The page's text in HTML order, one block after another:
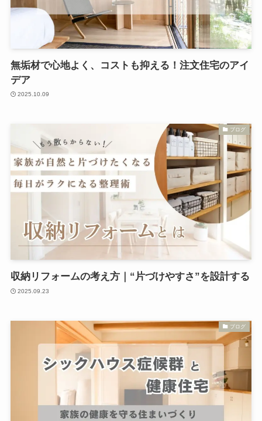
無垢材で心地よく、コストも抑える！注文住宅のアイ
デア
2025.10.09
ブログ
収納リフォームの考え方｜“片づけやすさ”を設計する
2025.09.23
ブログ